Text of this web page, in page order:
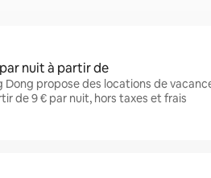
nuit à partir de
Dong propose des locations de
de 9 € par nuit, hors taxes et frais